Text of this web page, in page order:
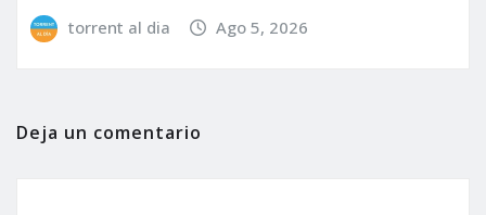
torrent al dia Ago 5, 2026
Deja un comentario